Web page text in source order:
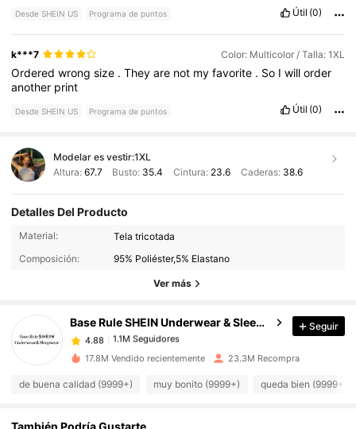
Desde SHEIN US Programa de puntos Útil (0)
k***7 Color: Multicolor / Talla: 1XL
Orderedwrongsize .Theyare not myfavorite . So Iwillorder
another print
Desde SHEIN US Programa de puntos Útil (0)
Modelar es vestir:1XL
Altura: 67.7 Busto: 35.4 Cintura: 23.6 Caderas: 38.6
Detalles Del Producto
Material:
Tela tricotada
Composición:
95% Poliéster,5% Elastano
Ver más
Base Rule SHEIN Underwear & Sleepwear
1.1M Seguidores
4.88
1.1M Seguidores
t***t pagó Hace 8 horas
4.88
4.88 1.1M Seguidores
Seguir
17.8M Vendido recientemente 23.3M Recompra
de buena calidad (9999+) muy bonito (9999+) queda bien (9999+)